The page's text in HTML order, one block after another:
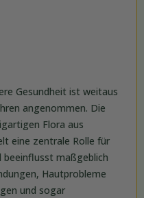
Gesundheit ist weitaus
angenommen. Die
Flora aus
eine zentrale Rolle für
beeinflusst maßgeblich
Hautprobleme
und sogar